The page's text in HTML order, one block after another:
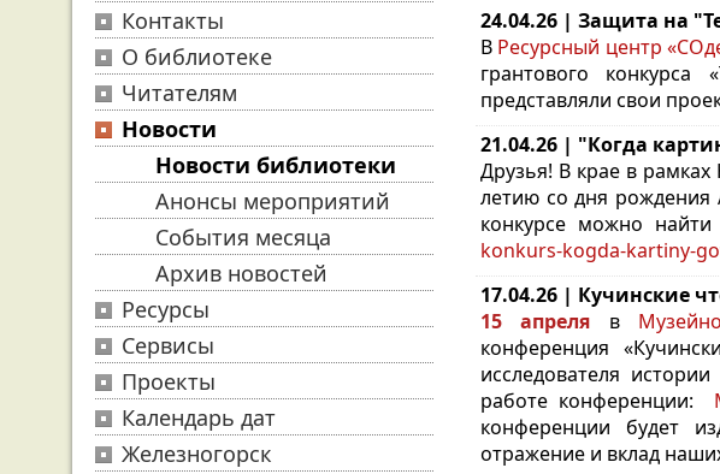
Контакты
О библиотеке
Читателям
Новости
Новости библиотеки
Анонсы мероприятий
События месяца
Архив новостей
Ресурсы
Сервисы
Проекты
Календарь дат
Железногорск
24.04.26 | Защита на
В Ресурсный центр
грантового конкурса
представляли свои
21.04.26 | "Когда
Друзья! В крае в
летию со дня
конкурсе можно
konkurs-kogda-kartiny-
17.04.26 | Кучинские
15 апреля в
конференция
исследователя
работе конференции:
конференции будет
отражение и вклад